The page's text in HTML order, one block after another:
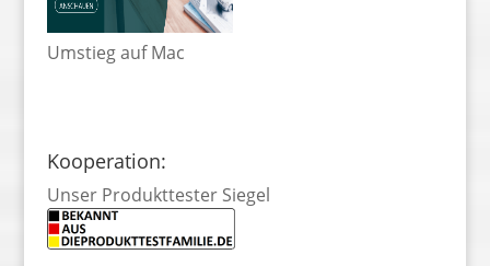
Umstieg auf Mac
Kooperation:
Unser Produkttester Siegel